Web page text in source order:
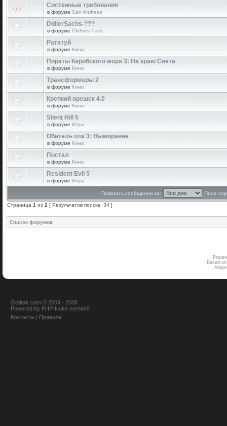
Системные требования
в форуме San Andreas
DidierSachs-???
в форуме Clothes Pack
Рататуй
в форуме Кино
Пираты Карибского моря 3: На краю Света
в форуме Кино
Трансформеры 2
в форуме Кино
Крепкий орешек 4.0
в форуме Кино
Silent Hill 5
в форуме Игры
Обитель зла 3: Вымирание
в форуме Кино
Постал
в форуме Кино
Resident Evil 5
в форуме Игры
Показать сообщения за: Поле
Страница 1 из 2 [ Результатов поиска: 34 ]
Список форумов
Based
Gtalark.com © 2004 - 2008
Powered by PHP-Nuke kernel ©
Контакты | Правила